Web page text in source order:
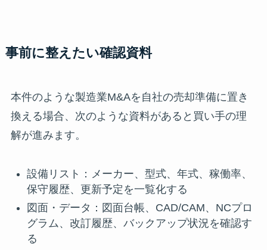
事前に整えたい確認資料
本件のような製造業M&Aを自社の売却準備に置き
換える場合、次のような資料があると買い手の理
解が進みます。
設備リスト：メーカー、型式、年式、稼働率、
保守履歴、更新予定を一覧化する
図面・データ：図面台帳、CAD/CAM、NCプロ
グラム、改訂履歴、バックアップ状況を確認す
る